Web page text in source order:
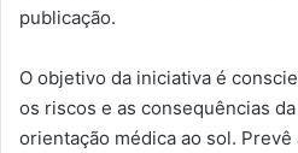
publicação.
O objetivo da iniciativa é
os riscos e as consequências
orientação médica ao sol. Prevê